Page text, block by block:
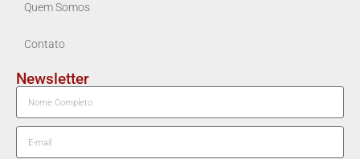
Quem Somos
Contato
Newsletter